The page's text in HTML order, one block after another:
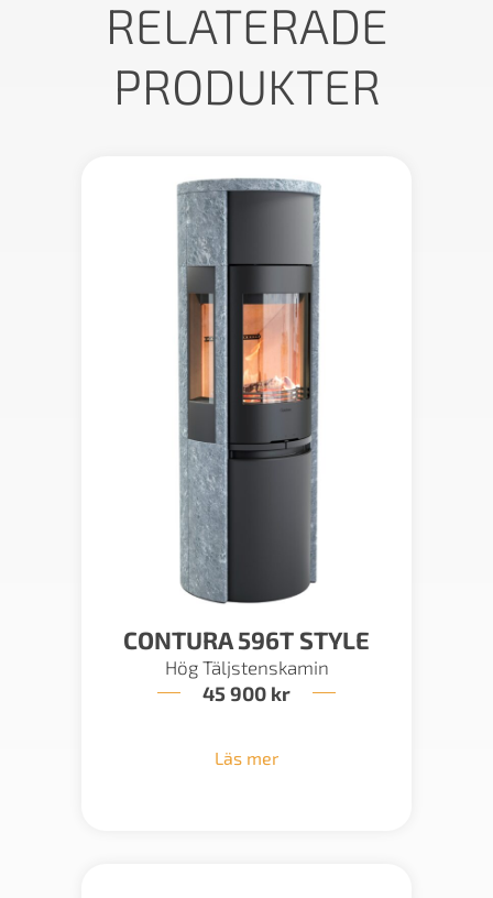
RELATERADE
PRODUKTER
CONTURA 596T STYLE
Hög Täljstenskamin
45 900 kr
Läs mer